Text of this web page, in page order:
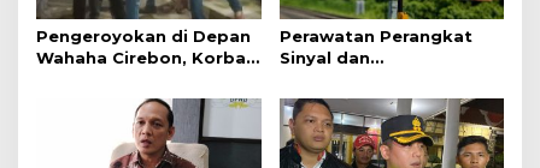
Pengeroyokan di Depan
Wahaha Cirebon, Korban
Perawatan Perangkat
Sinyal dan
Perjalanan Kereta Api